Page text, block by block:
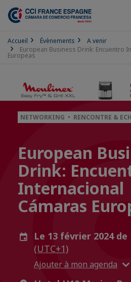
Accueil Évènements
A venir
European Business Drink: Encuentro
Europeas
NETWORKING • RENCONTRE &
European
Drink:
Internacional
Cámaras
Le 13 février 2024 de
(UTC+1)
Ajouter à mon agenda